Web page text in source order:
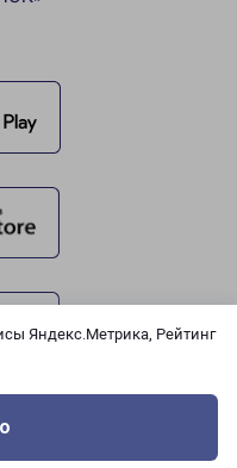
Яндекс.Метрика, Рейтинг